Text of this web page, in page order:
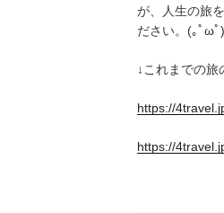
が、人生の旅
ださい。(｡ﾟωﾟ
↓これまでの旅
https://
https://